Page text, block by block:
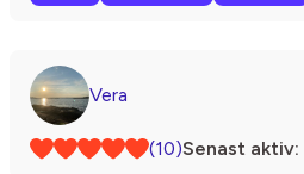
Vera
(10)Senast aktiv: